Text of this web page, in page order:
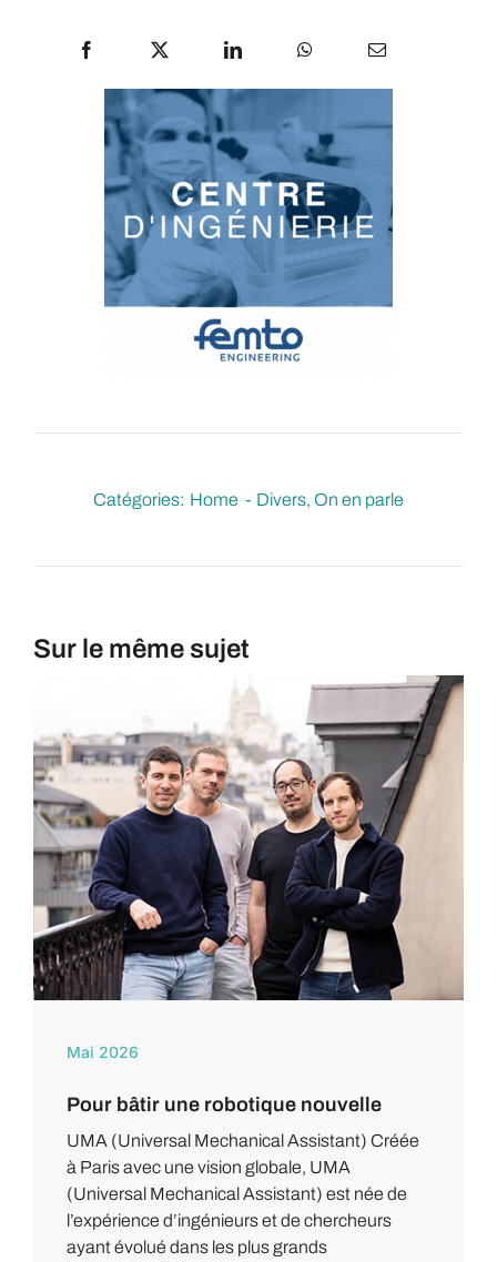
Catégories: Home Divers On en parle
Sur le même sujet
Mai 2026
Pour bâtir une robotique nouvelle
UMA (Universal Mechanical Assistant) Créée
à Paris avec une vision globale, UMA
(Universal Mechanical Assistant) est née de
l’expérience d’ingénieurs et de chercheurs
ayant évolué dans les plus grands